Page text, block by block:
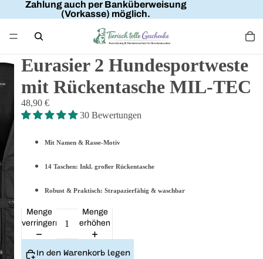
Zahlung auch per Banküberweisung
(Vorkasse) möglich.
Eurasier 2 Hundesportweste
mit Rückentasche MIL-TEC
48,90 €
30 Bewertungen
Mit Namen & Rasse-Motiv
14 Taschen: Inkl. großer Rückentasche
Robust & Praktisch: Strapazierfähig & waschbar
Menge
verringern
Menge
erhöhen
In den Warenkorb legen